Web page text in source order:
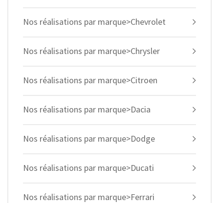
Nos réalisations par marque>Chevrolet
Nos réalisations par marque>Chrysler
Nos réalisations par marque>Citroen
Nos réalisations par marque>Dacia
Nos réalisations par marque>Dodge
Nos réalisations par marque>Ducati
Nos réalisations par marque>Ferrari